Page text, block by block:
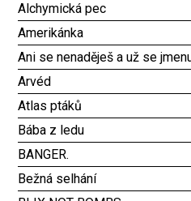
Alchymická pec
Amerikánka
Ani se nenaděješ a už se
Arvéd
Atlas ptáků
Bába z ledu
BANGER.
Bežná selhání